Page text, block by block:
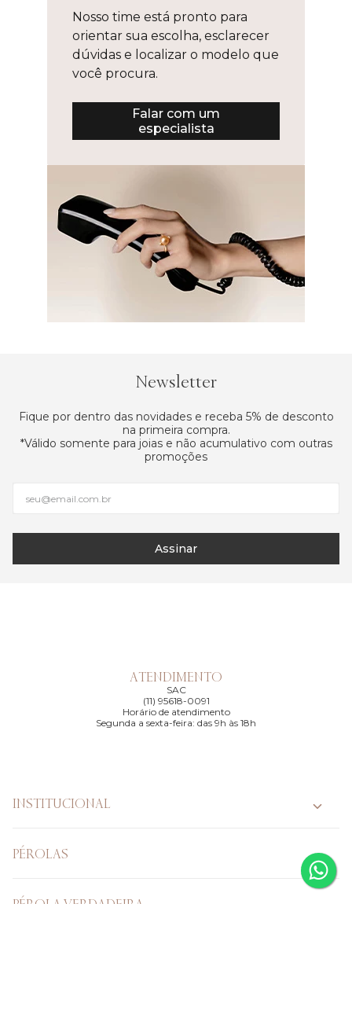
Nosso time está pronto para
orientar sua escolha, esclarecer
dúvidas e localizar o modelo que
você procura.
Falar com um
especialista
Newsletter
Fique por dentro das novidades e receba 5% de desconto
na primeira compra.
*Válido somente para joias e não acumulativo com outras
promoções
Assinar
ATENDIMENTO
SAC
(11) 95618-0091
Horário de atendimento
Segunda a sexta-feira: das 9h às 18h
INSTITUCIONAL
PÉROLAS
PÉROLA VERDADEIRA